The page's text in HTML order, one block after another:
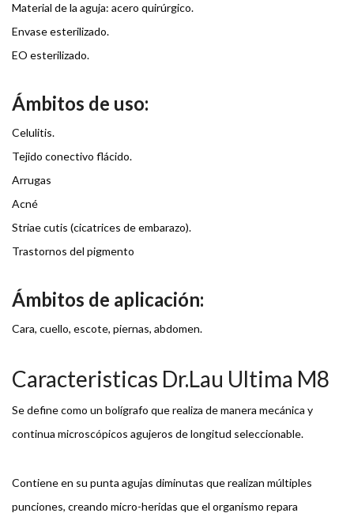
Material de la aguja: acero quirúrgico.
Envase esterilizado.
EO esterilizado.
Ámbitos de uso:
Celulitis.
Tejido conectivo flácido.
Arrugas
Acné
Striae cutis (cicatrices de embarazo).
Trastornos del pigmento
Ámbitos de aplicación:
Cara, cuello, escote, piernas, abdomen.
Caracteristicas Dr.Lau Ultima M8
Se define como un bolígrafo que realiza de manera mecánica y
continua microscópicos agujeros de longitud seleccionable.
Contiene en su punta agujas diminutas que realizan múltiples
punciones, creando micro-heridas que el organismo repara